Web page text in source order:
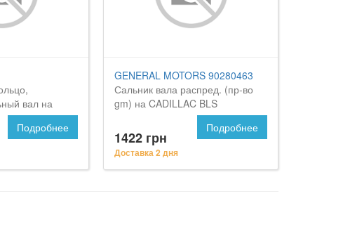
вал на
Подробнее
GENERAL MOTORS 90280463
Сальник вала распред. (пр-во
gm) на CADILLAC BLS
1422 грн
Доставка 2 дня
Подробнее